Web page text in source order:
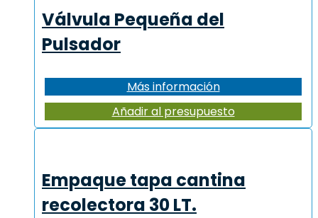
Válvula Pequeña del
Pulsador
Más información
Añadir al presupuesto
Empaque tapa cantina
recolectora 30 LT.